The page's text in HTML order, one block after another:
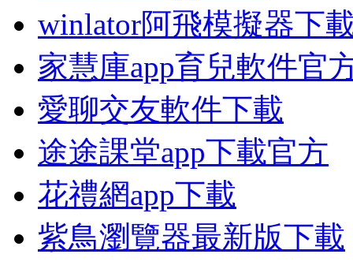
winlator阿飛模擬器下
家慧庫app育兒軟件官
愛聊交友軟件下載
途途課堂app下載官方
花禮網app下載
紫鳥瀏覽器最新版下載